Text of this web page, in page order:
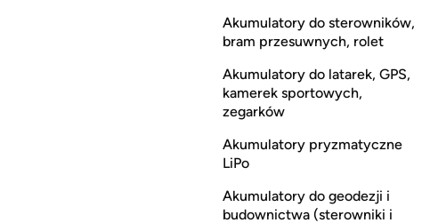
Akumulatory do sterowników,
bram przesuwnych, rolet
Akumulatory do latarek, GPS,
kamerek sportowych,
zegarków
Akumulatory pryzmatyczne
LiPo
Akumulatory do geodezji i
budownictwa (sterowniki i